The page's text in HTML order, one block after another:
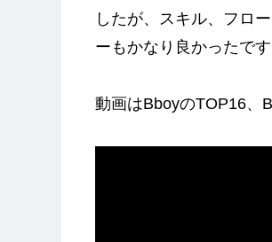
したが、スキル、フロ
ーもかなり良かったで
動画はBboyのTOP16、